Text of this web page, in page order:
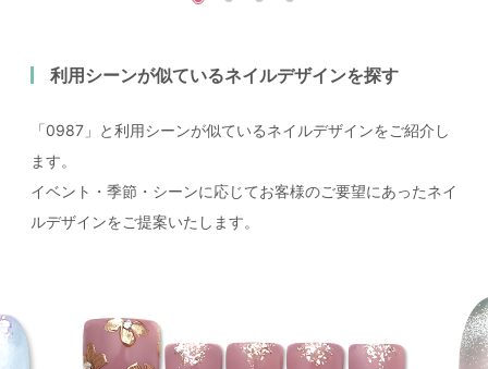
利用シーンが似ているネイルデザインを探す
「0987」と利用シーンが似ているネイルデザインをご紹介し
ます。
イベント・季節・シーンに応じてお客様のご要望にあったネイ
ルデザインをご提案いたします。